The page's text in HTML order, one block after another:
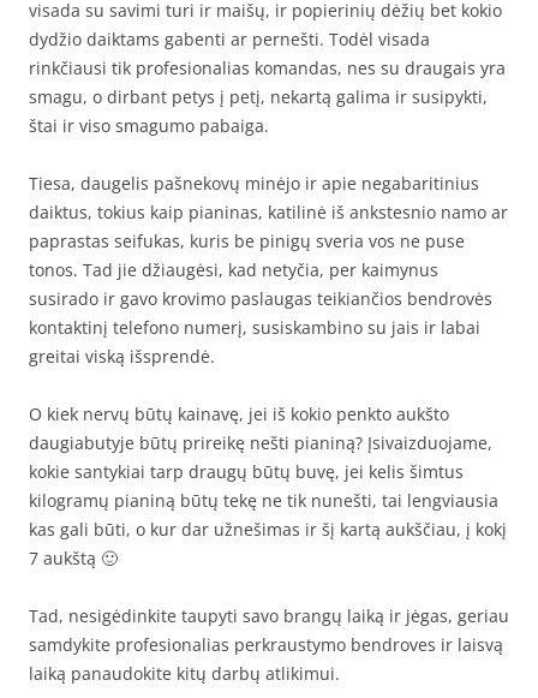
visada su savimi turi ir maišų, ir popierinių dėžių bet kokio
dydžio daiktams gabenti ar pernešti. Todėl visada
rinkčiausi tik profesionalias komandas, nes su draugais yra
smagu, o dirbant petys į petį, nekartą galima ir susipykti,
štai ir viso smagumo pabaiga.
Tiesa, daugelis pašnekovų minėjo ir apie negabaritinius
daiktus, tokius kaip pianinas, katilinė iš ankstesnio namo ar
paprastas seifukas, kuris be pinigų sveria vos ne puse
tonos. Tad jie džiaugėsi, kad netyčia, per kaimynus
susirado ir gavo krovimo paslaugas teikiančios bendrovės
kontaktinį telefono numerį, susiskambino su jais ir labai
greitai viską išsprendė.
O kiek nervų būtų kainavę, jei iš kokio penkto aukšto
daugiabutyje būtų prireikę nešti pianiną? Įsivaizduojame,
kokie santykiai tarp draugų būtų buvę, jei kelis šimtus
kilogramų pianiną būtų tekę ne tik nunešti, tai lengviausia
kas gali būti, o kur dar užnešimas ir šį kartą aukščiau, į kokį
7 aukštą 🙂
Tad, nesigėdinkite taupyti savo brangų laiką ir jėgas, geriau
samdykite profesionalias perkraustymo bendroves ir laisvą
laiką panaudokite kitų darbų atlikimui.